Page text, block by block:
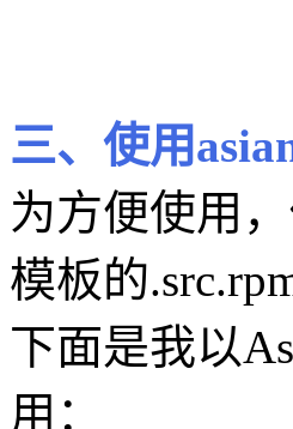
三、使用
为方便使用
模板的
下面是我以
用：